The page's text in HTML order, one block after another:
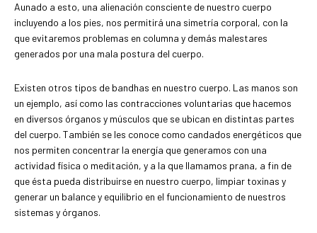
Aunado a esto, una alienación consciente de nuestro cuerpo
incluyendo a los pies, nos permitirá una simetría corporal, con la
que evitaremos problemas en columna y demás malestares
generados por una mala postura del cuerpo.
Existen otros tipos de bandhas en nuestro cuerpo. Las manos son
un ejemplo, así como las contracciones voluntarias que hacemos
en diversos órganos y músculos que se ubican en distintas partes
del cuerpo. También se les conoce como candados energéticos que
nos permiten concentrar la energía que generamos con una
actividad física o meditación, y a la que llamamos prana, a fin de
que ésta pueda distribuirse en nuestro cuerpo, limpiar toxinas y
generar un balance y equilibrio en el funcionamiento de nuestros
sistemas y órganos.